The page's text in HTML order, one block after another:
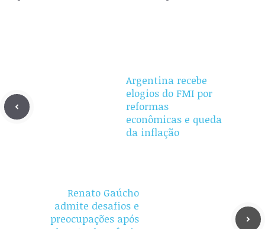
Argentina recebe
elogios do FMI por
reformas
econômicas e queda
da inflação
Renato Gaúcho
admite desafios e
preocupações após